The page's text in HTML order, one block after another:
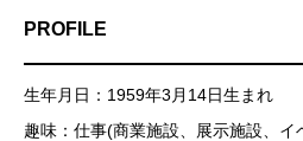
PROFILE
生年月日：1959年3月14日生まれ
趣味：仕事(商業施設、展示施設、イ